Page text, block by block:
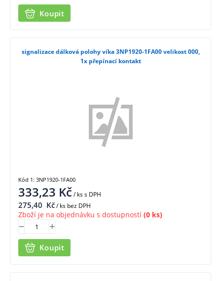
Koupit
signalizace dálková polohy víka 3NP1920-1FA00 velikost 000,
1x přepínací kontakt
333,23 Kč/ kss DPH
275,40 Kč/ ks bez DPH
Zboží je na objednávku s dostupností (0 ks)
Koupit
Kód 1: 3NP1920-1FA00